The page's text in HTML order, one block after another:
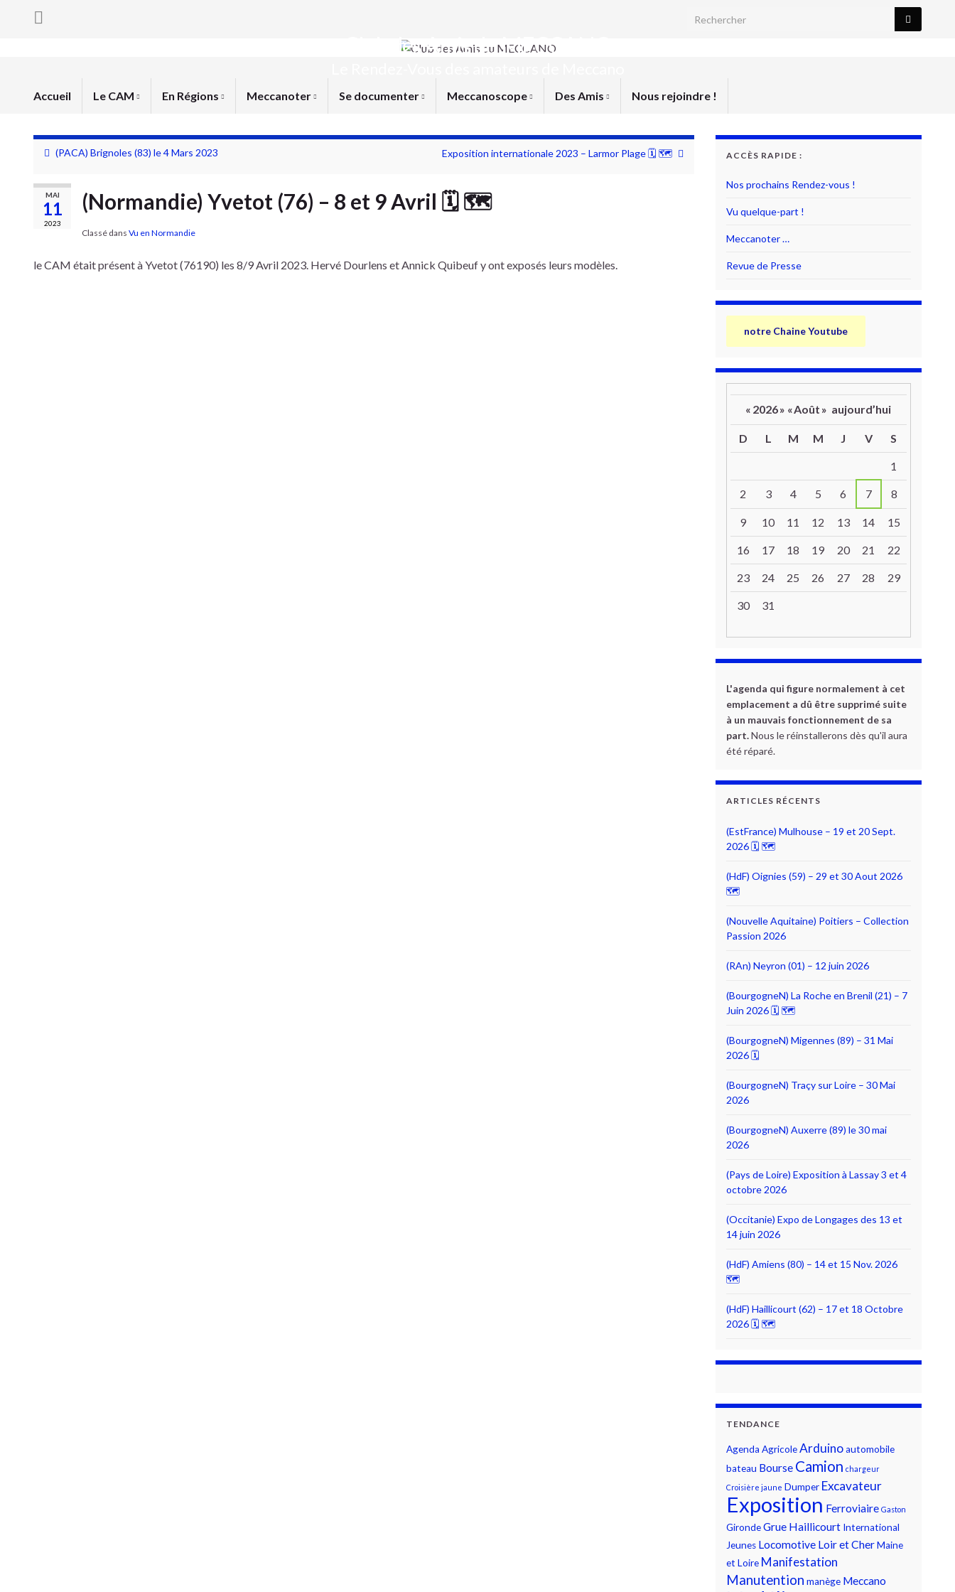
Search for:
Club des Amis du MECCANO
Accueil Le CAM En Régions Meccanoter Se documenter Meccanoscope Des Amis Nous rejoindre !
(PACA) Brignoles (83) le 4 Mars 2023 Exposition internationale 2023 – Larmor Plage 🗓 🗺
MAI
11
2023
(Normandie) Yvetot (76) – 8 et 9 Avril 🗓 🗺
Classé dans Vu en Normandie
le CAM était présent à Yvetot (76190) les 8/9 Avril 2023. Hervé Dourlens et Annick Quibeuf y ont exposés leurs modèles.
ACCÈS RAPIDE :
Nos prochains Rendez-vous !
Vu quelque-part !
Meccanoter …
Revue de Presse
notre Chaine Youtube
« 2026» «Août » aujourd’hui
D L M M J V S
1
2 3 4 5 6 7 8
9 10 11 12 13 14 15
16 17 18 19 20 21 22
23 24 25 26 27 28 29
30 31
L'agenda qui figure normalement à cet
emplacement a dû être supprimé suite
à un mauvais fonctionnement de sa
part.Nous le réinstallerons dès qu'il aura
été réparé.
ARTICLES RÉCENTS
(EstFrance) Mulhouse – 19 et 20 Sept.
2026 🗓 🗺
(HdF) Oignies (59) – 29 et 30 Aout 2026
🗺
(Nouvelle Aquitaine) Poitiers – Collection
Passion 2026
(RAn) Neyron (01) – 12 juin 2026
(BourgogneN) La Roche en Brenil (21) – 7
Juin 2026 🗓 🗺
(BourgogneN) Migennes (89) – 31 Mai
2026 🗓
(BourgogneN) Traçy sur Loire – 30 Mai
2026
(BourgogneN) Auxerre (89) le 30 mai
2026
(Pays de Loire) Exposition à Lassay 3 et 4
octobre 2026
(Occitanie) Expo de Longages des 13 et
14 juin 2026
(HdF) Amiens (80) – 14 et 15 Nov. 2026
🗺
(HdF) Haillicourt (62) – 17 et 18 Octobre
2026 🗓 🗺
TENDANCE
Agenda AgricoleArduinoautomobile
bateau Bourse Camion chargeur
Croisière jaune Dumper Excavateur
Exposition Ferroviaire Gaston
GirondeGrue Haillicourt International
Jeunes Locomotive Loir et CherMaine
et Loire Manifestation
Manutention manège Meccano